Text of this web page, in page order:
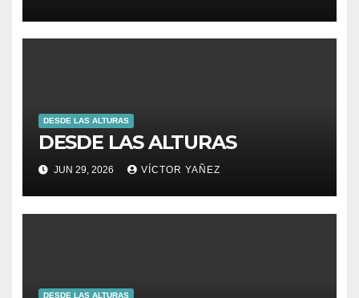
DESDE LAS ALTURAS
DESDE LAS ALTURAS
JUN 29, 2026 VÍCTOR YAÑEZ
DESDE LAS ALTURAS